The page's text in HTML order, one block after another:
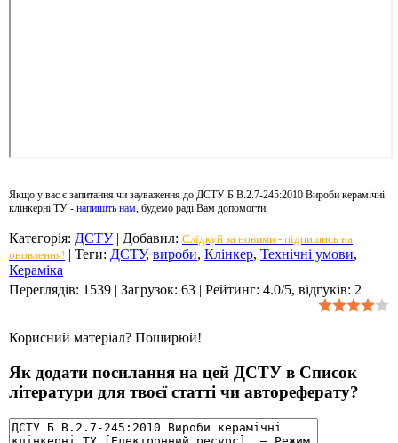
Якщо у вас є запитання чи зауваження до ДСТУ Б В.2.7-245:2010 Вироби керамічні
клінкерні ТУ - напишіть нам, будемо раді Вам допомогти.
Категорія: ДСТУ| Добавил: Слідкуй за новими - підпишись на
оновлення! | Теги: ДСТУ, вироби, Клінкер, Технічні умови,
Кераміка
Переглядів: 1539 | Загрузок: 63 | Рейтинг: 4.0/5, відгуків: 2
Корисний матеріал? Поширюй!
Як додати посилання на цей ДСТУ в Список
літератури для твоєї статті чи автореферату?